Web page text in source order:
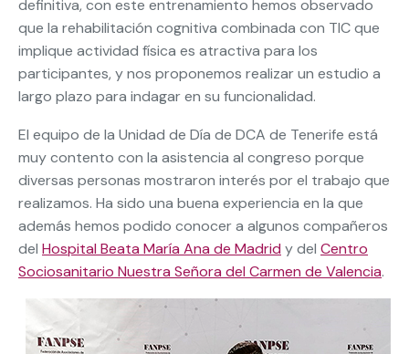
definitiva, con este entrenamiento hemos observado
que la rehabilitación cognitiva combinada con TIC que
implique actividad física es atractiva para los
participantes, y nos proponemos realizar un estudio a
largo plazo para indagar en su funcionalidad.
El equipo de la Unidad de Día de DCA de Tenerife está
muy contento con la asistencia al congreso porque
diversas personas mostraron interés por el trabajo que
realizamos. Ha sido una buena experiencia en la que
además hemos podido conocer a algunos compañeros
del Hospital Beata María Ana de Madrid y del Centro
Sociosanitario Nuestra Señora del Carmen de Valencia.